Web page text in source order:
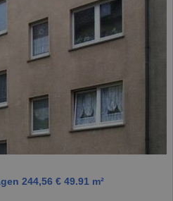
244,56 € 49.91 m²